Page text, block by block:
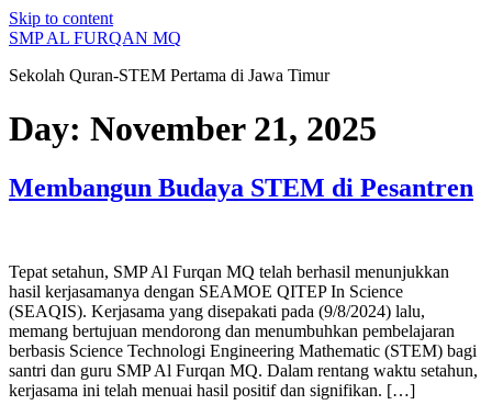
Skip to content
SMP AL FURQAN MQ
Sekolah Quran-STEM Pertama di Jawa Timur
Day: November 21, 2025
Membangun Budaya STEM di Pesantren
Tepat setahun, SMP Al Furqan MQ telah berhasil menunjukkan
hasil kerjasamanya dengan SEAMOE QITEP In Science
(SEAQIS). Kerjasama yang disepakati pada (9/8/2024) lalu,
memang bertujuan mendorong dan menumbuhkan pembelajaran
berbasis Science Technologi Engineering Mathematic (STEM) bagi
santri dan guru SMP Al Furqan MQ. Dalam rentang waktu setahun,
kerjasama ini telah menuai hasil positif dan signifikan. […]